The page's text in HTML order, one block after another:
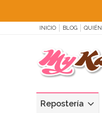
INICIO BLOG
Repostería